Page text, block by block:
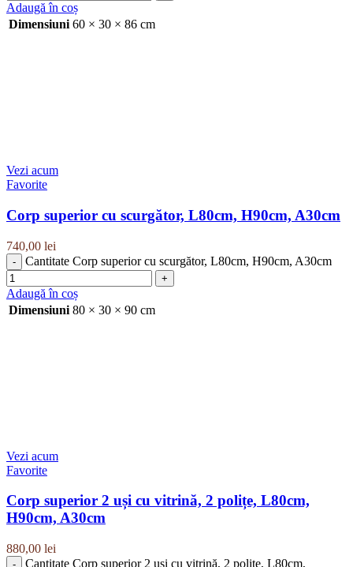
Adaugă în coș
Dimensiuni 60 × 30 × 86 cm
Vezi acum
Favorite
Corp superior cu scurgător, L80cm, H90cm, A30cm
740,00 lei
Cantitate Corp superior cu scurgător, L80cm, H90cm, A30cm
Adaugă în coș
Dimensiuni 80 × 30 × 90 cm
Vezi acum
Favorite
Corp superior 2 uși cu vitrină, 2 polițe, L80cm,
H90cm, A30cm
880,00 lei
Cantitate Corp superior 2 uși cu vitrină, 2 polițe, L80cm,